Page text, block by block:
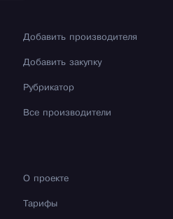
Добавить производителя
Добавить закупку
Рубрикатор
Все производители
О проекте
Тарифы